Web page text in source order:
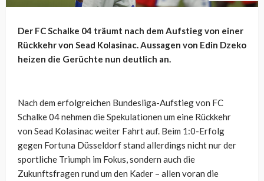
Der FC Schalke 04 träumt nach dem Aufstieg von einer
Rückkehr von Sead Kolasinac. Aussagen von Edin Dzeko
heizen die Gerüchte nun deutlich an.
Nach dem erfolgreichen Bundesliga-Aufstieg von FC
Schalke 04 nehmen die Spekulationen um eine Rückkehr
von Sead Kolasinac weiter Fahrt auf. Beim 1:0-Erfolg
gegen Fortuna Düsseldorf stand allerdings nicht nur der
sportliche Triumph im Fokus, sondern auch die
Zukunftsfragen rund um den Kader – allen voran die